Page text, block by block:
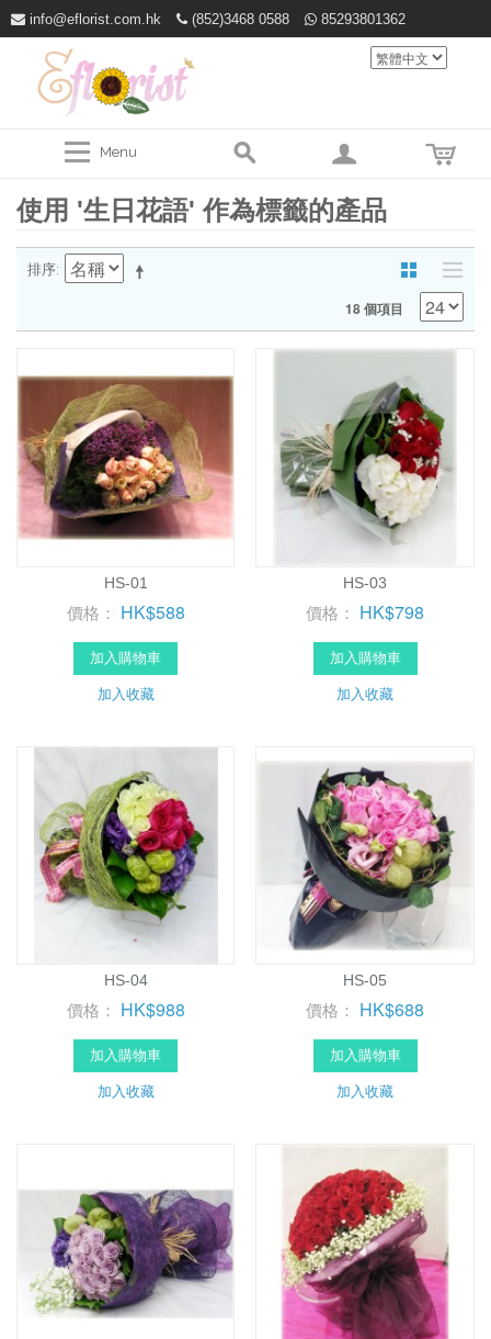
info@eflorist.com.hk (852)3468 0588 85293801362
Menu
使用 '生日花語' 作為標籤的產品
排序
18 個項目
HS-01
價格： HK$588
加入購物車
加入收藏
HS-03
價格： HK$798
加入購物車
加入收藏
HS-04
價格： HK$988
加入購物車
加入收藏
HS-05
價格： HK$688
加入購物車
加入收藏